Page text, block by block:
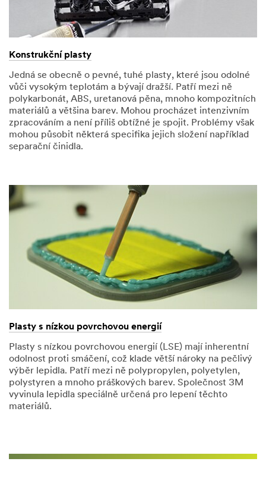
Konstrukční plasty
Jedná se obecně o pevné, tuhé plasty, které jsou odolné
vůči vysokým teplotám a bývají dražší. Patří mezi ně
polykarbonát, ABS, uretanová pěna, mnoho kompozitních
materiálů a většina barev. Mohou procházet intenzivním
zpracováním a není příliš obtížné je spojit. Problémy však
mohou působit některá specifika jejich složení například
separační činidla.
Plasty s nízkou povrchovou energií
Plasty s nízkou povrchovou energií (LSE) mají inherentní
odolnost proti smáčení, což klade větší nároky na pečlivý
výběr lepidla. Patří mezi ně polypropylen, polyetylen,
polystyren a mnoho práškových barev. Společnost 3M
vyvinula lepidla speciálně určená pro lepení těchto
materiálů.